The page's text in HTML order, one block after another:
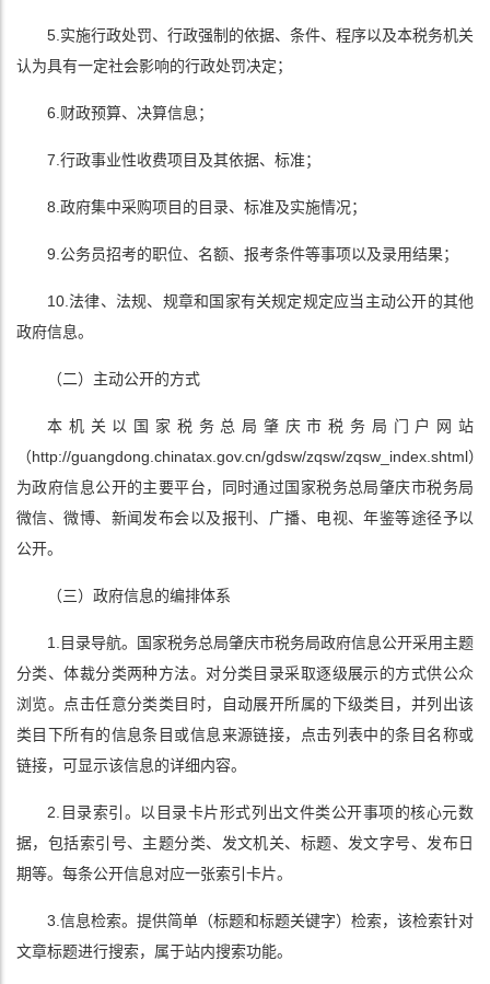
5.实施行政处罚、行政强制的依据、条件、程序以及本税务机关
认为具有一定社会影响的行政处罚决定；
6.财政预算、决算信息；
7.行政事业性收费项目及其依据、标准；
8.政府集中采购项目的目录、标准及实施情况；
9.公务员招考的职位、名额、报考条件等事项以及录用结果；
10.法律、法规、规章和国家有关规定规定应当主动公开的其他
政府信息。
（二）主动公开的方式
本机关以国家税务总局肇庆市税务局门户网站
（http://guangdong.chinatax.gov.cn/gdsw/zqsw/zqsw_index.shtml）
为政府信息公开的主要平台，同时通过国家税务总局肇庆市税务局
微信、微博、新闻发布会以及报刊、广播、电视、年鉴等途径予以
公开。
（三）政府信息的编排体系
1.目录导航。国家税务总局肇庆市税务局政府信息公开采用主题
分类、体裁分类两种方法。对分类目录采取逐级展示的方式供公众
浏览。点击任意分类类目时，自动展开所属的下级类目，并列出该
类目下所有的信息条目或信息来源链接，点击列表中的条目名称或
链接，可显示该信息的详细内容。
2.目录索引。以目录卡片形式列出文件类公开事项的核心元数
据，包括索引号、主题分类、发文机关、标题、发文字号、发布日
期等。每条公开信息对应一张索引卡片。
3.信息检索。提供简单（标题和标题关键字）检索，该检索针对
文章标题进行搜索，属于站内搜索功能。